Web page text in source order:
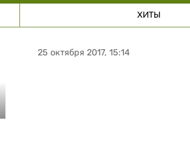
ХИТЫ
25 октября 2017, 15:14